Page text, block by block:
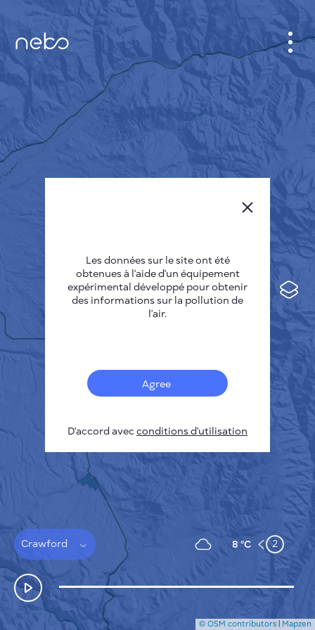
Capteurs
Taches thermiques
Le vent
Crawford 8 °C 2
CABINET
CARTES DES VILLES
SENSOR NEBO
A PROPOS DE NOUS
Deutsch
Español
Français
COMMENT ÇA MARCHE
POLITIQUE DE CONFIDENTIALITÉ
CONDITIONS GÉNÉRALES D'UTILISATION
GUIDE D'INSTALLATION
API
FAQ
NOUS CONTACTER
© OSM contributors | Mapzen
Les données sur le site ont été
obtenues à l'aide d'un équipement
expérimental développé pour obtenir
des informations sur la pollution de
l'air.
Agree
D'accord avecconditions d'utilisation